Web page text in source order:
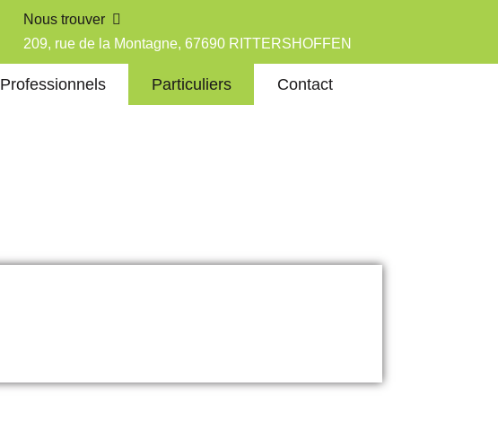
Nous trouver
209, rue de la Montagne, 67690 RITTERSHOFFEN
Professionnels Particuliers Contact